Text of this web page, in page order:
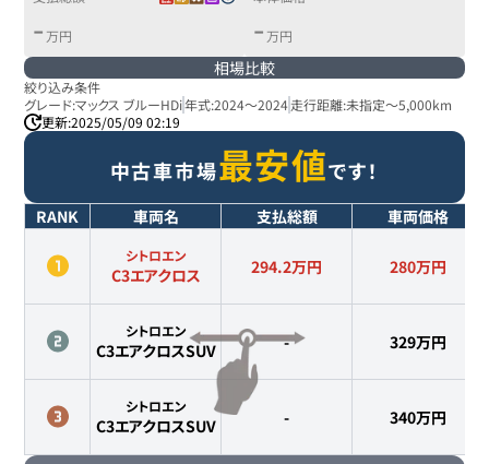
- 万円 - 万円
相場比較
絞り込み条件
グレード:マックス ブルーHDi年式:2024～2024走行距離:未指定～5,000km
更新:2025/05/09 02:19
中古車市場最安値です！
RANK 車両名 支払総額 車両価格
シトロエン
C3エアクロス 294.2万円 280万円
シトロエン
C3エアクロスSUV - 329万円
シトロエン
C3エアクロスSUV - 340万円